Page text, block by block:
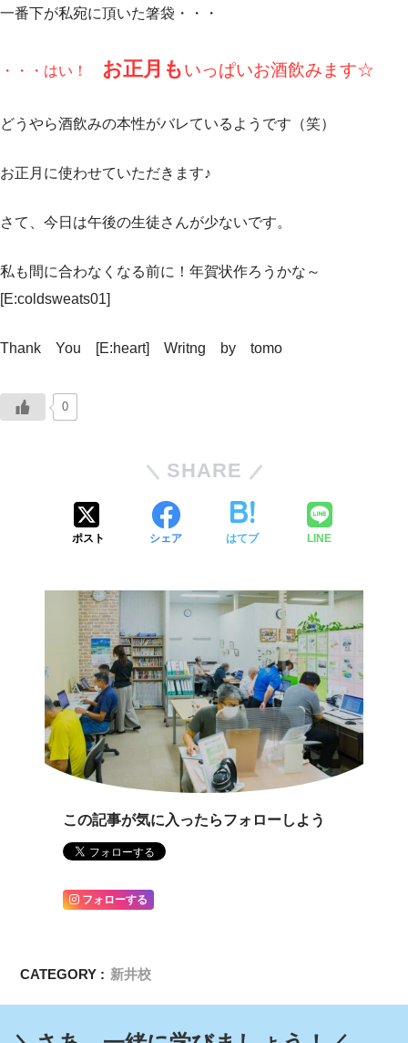
一番下が私宛に頂いた箸袋・・・
・・・はい！ お正月もいっぱいお酒飲みます☆
どうやら酒飲みの本性がバレているようです（笑）
お正月に使わせていただきます♪
さて、今日は午後の生徒さんが少ないです。
私も間に合わなくなる前に！年賀状作ろうかな～
[E:coldsweats01]
Thank You [E:heart] Writng by tomo
0
SHARE
ポスト シェア はてブ LINE
この記事が気に入ったらフォローしよう
フォローする
CATEGORY : 新井校